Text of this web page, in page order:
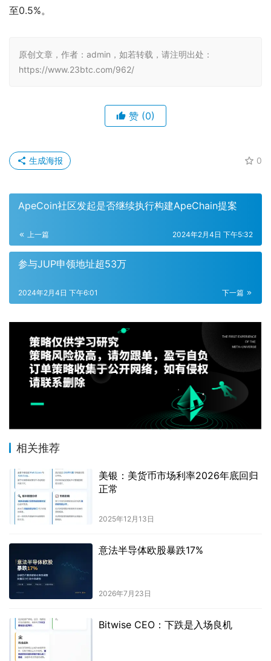
至0.5%。
原创文章，作者：admin，如若转载，请注明出处：
https://www.23btc.com/962/
赞 (0)
0
生成海报
ApeCoin社区发起是否继续执行构建ApeChain提案
上一篇 2024年2月4日 下午5:32
参与JUP申领地址超53万
下一篇
2024年2月4日 下午6:01
相关推荐
美银：美货币市场利率2026年底回归
正常
2025年12月13日
意法半导体欧股暴跌17%
2026年7月23日
Bitwise CEO：下跌是入场良机